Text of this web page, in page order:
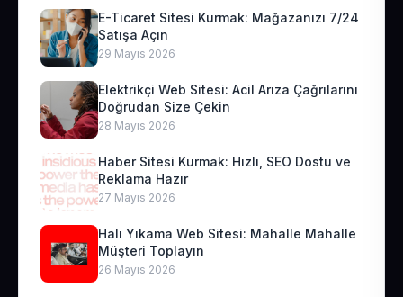
E-Ticaret Sitesi Kurmak: Mağazanızı 7/24
Satışa Açın
29 Mayıs 2026
Elektrikçi Web Sitesi: Acil Arıza Çağrılarını
Doğrudan Size Çekin
28 Mayıs 2026
Haber Sitesi Kurmak: Hızlı, SEO Dostu ve
Reklama Hazır
27 Mayıs 2026
Halı Yıkama Web Sitesi: Mahalle Mahalle
Müşteri Toplayın
26 Mayıs 2026